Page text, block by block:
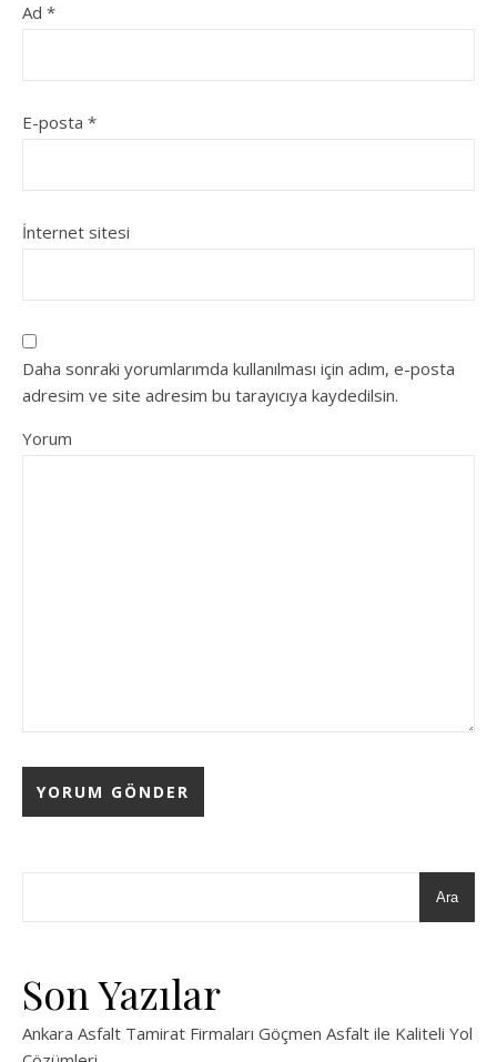
Ad *
E-posta *
İnternet sitesi
Daha sonraki yorumlarımda kullanılması için adım, e-posta
adresim ve site adresim bu tarayıcıya kaydedilsin.
Yorum
Ara
Son Yazılar
Ankara Asfalt Tamirat Firmaları Göçmen Asfalt ile Kaliteli Yol